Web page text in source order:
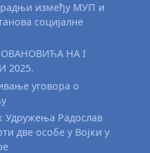
између МУП и
социјалне
НА I
2025.
уговора о
Радослав
две особе у Војки у